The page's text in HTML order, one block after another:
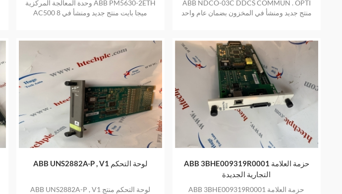
وحدة المعالجة المركزية ABB PM5630-2ETH
AC500 8 ميجا بايت منتج جديد ومنشأ في
ABB NDCO-03C DDCS COMMUN . OPTI
منتج جديد ومنشأ في المخزون بضمان عام واحد
ABB UNS2882A-P , V1 لوحة التحكم
ABB UNS2882A-P , V1 لوحة التحكم منتج
ABB 3BHE009319R0001 حزمة العلامة
التجارية الجديدة
ABB 3BHE009319R0001 حزمة العلامة